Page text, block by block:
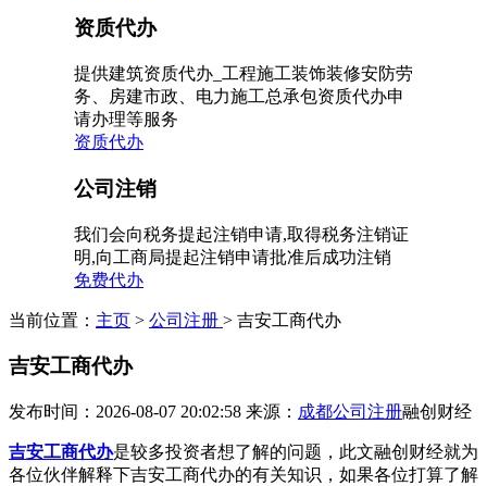
资质代办
提供建筑资质代办_工程施工装饰装修安防劳
务、房建市政、电力施工总承包资质代办申
请办理等服务
资质代办
公司注销
我们会向税务提起注销申请,取得税务注销证
明,向工商局提起注销申请批准后成功注销
免费代办
当前位置： 主页 > 公司注册 > 吉安工商代办
吉安工商代办
发布时间：2026-08-07 20:02:58 来源： 成都公司注册融创财经
吉安工商代办是较多投资者想了解的问题，此文融创财经就为
各位伙伴解释下吉安工商代办的有关知识，如果各位打算了解